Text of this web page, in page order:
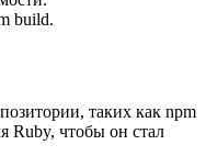
build.
таких как npm
Ruby, чтобы он стал